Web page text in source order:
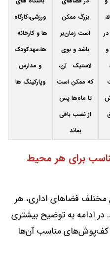
و
بزرگ ممکن
است زمان‌بر
باشد و بوی
لاستیک آن،
که ممکن است
تا ماه‌ها پس
از نصب باقی
بماند
ورزشی،کارگاه
ها و کارخانه
ها،مهدکودک
و مدارس
وپارکینگ ها
برای هر محیط
مختلف فضاهای اداری، هر
در ادامه به توضیح بیشتری
کف‌پوش‌های مناسب آن‌ها